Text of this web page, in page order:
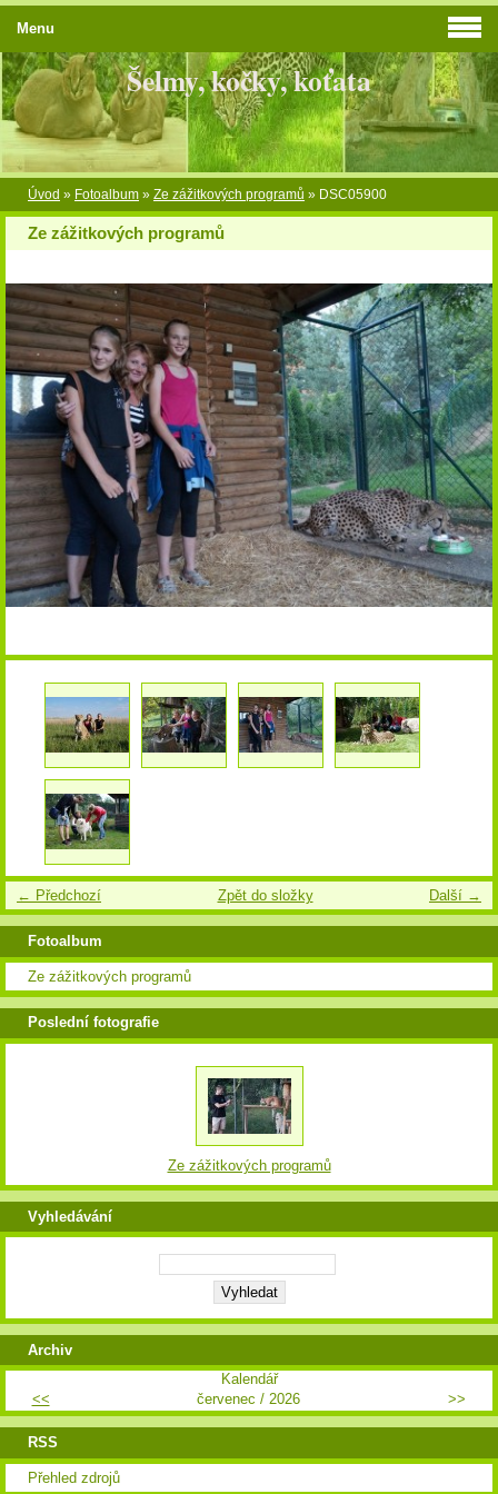
Šelmy, kočky, koťata
Úvod » Fotoalbum » Ze zážitkových programů » DSC05900
Ze zážitkových programů
← Předchozí Další →
Zpět do složky
Menu
Fotoalbum
Ze zážitkových programů
Poslední fotografie
Ze zážitkových programů
Vyhledávání
Archiv
Kalendář
<<
červenec / 2026 >>
RSS
Přehled zdrojů